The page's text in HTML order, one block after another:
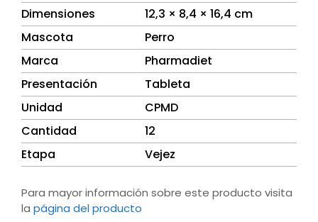
Dimensiones
12,3 × 8,4 × 16,4 cm
Mascota
Perro
Marca
Pharmadiet
Presentación
Tableta
Unidad
CPMD
Cantidad
12
Etapa
Vejez
Para mayor información sobre este producto visita
la página del producto